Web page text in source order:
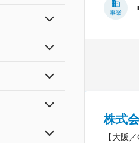
事業
株式
【大阪